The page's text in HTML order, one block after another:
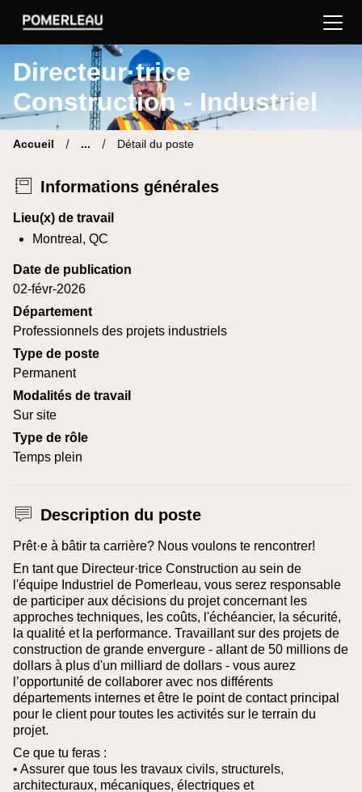
Pomerleau Site carrière | Trouve ton nouveau poste
Directeur·trice
Construction - Industriel
Accueil ... Détail du poste
Informations générales
Lieu(x) de travail
Montreal, QC
Date de publication
02-févr-2026
Département
Professionnels des projets industriels
Type de poste
Permanent
Modalités de travail
Sur site
Type de rôle
Temps plein
Description du poste
Prêt·e à bâtir ta carrière? Nous voulons te rencontrer!
En tant que Directeur·trice Construction au sein de
l'équipe Industriel de Pomerleau, vous serez responsable
de participer aux décisions du projet concernant les
approches techniques, les coûts, l'échéancier, la sécurité,
la qualité et la performance. Travaillant sur des projets de
construction de grande envergure - allant de 50 millions de
dollars à plus d'un milliard de dollars - vous aurez
l’opportunité de collaborer avec nos différents
départements internes et être le point de contact principal
pour le client pour toutes les activités sur le terrain du
projet.
Ce que tu feras :
• Assurer que tous les travaux civils, structurels,
architecturaux, mécaniques, électriques et